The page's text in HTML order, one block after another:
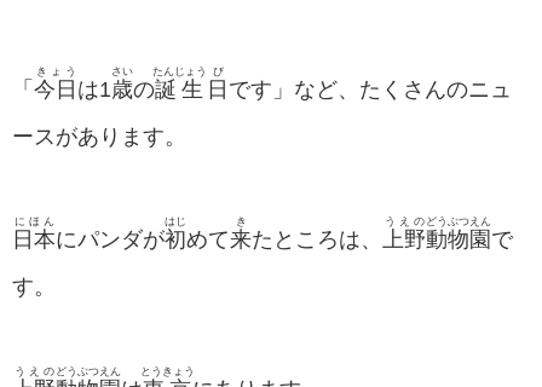
「 今日
きょう
は1歳
さい
の誕生
たんじょう
日
び
です」など、たくさんのニュ
ースがあります。
日本
にほん
にパンダが初
はじ
めて来
き
たところは、 上野
うえの
動物
どうぶつ
園
えん
で
す。
うえの どうぶつえん とうきょう